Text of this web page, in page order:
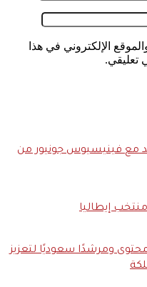
الإلكتروني في هذا
تعليقي.
مع فينيسيوس جونيور من
إيطاليا
يؤهل 45 صانع محتوى ومرشدًا سعوديًا لتعزيز